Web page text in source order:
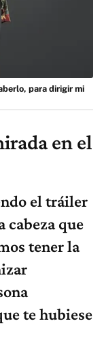
para dirigir mi
en el
el tráiler
cabeza que
tener la
te hubiese